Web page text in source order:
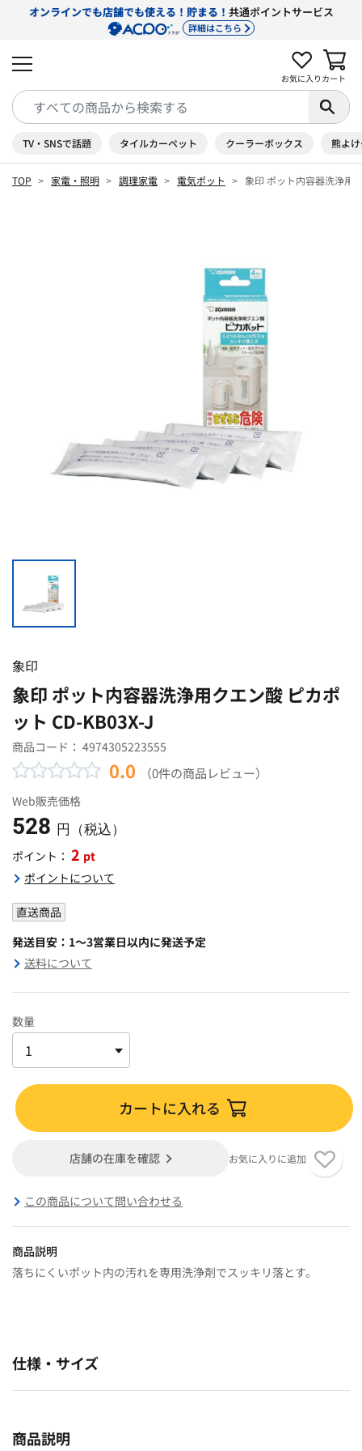
オンラインでも店舗でも使える！貯まる！ 共通ポイントサービス
詳細はこちら
お気に入り カート
TV・SNSで話題 タイルカーペット クーラーボックス 熊よ
TOP 家電・照明 調理家電 電気ポット 象印 ポット内容器洗浄用
象印
象印 ポット内容器洗浄用クエン酸 ピカポ
ット CD-KB03X-J
商品コード： 4974305223555
0.0 （0件の商品レビュー）
Web販売価格
528 円（税込）
ポイント： 2 pt
ポイントについて
直送商品
発送目安：1～3営業日以内に発送予定
送料について
数量
カートに入れる
店舗の在庫を確認 お気に入りに追加
この商品について問い合わせる
商品説明
落ちにくいポット内の汚れを専用洗浄剤でスッキリ落とす。
仕様・サイズ
商品説明